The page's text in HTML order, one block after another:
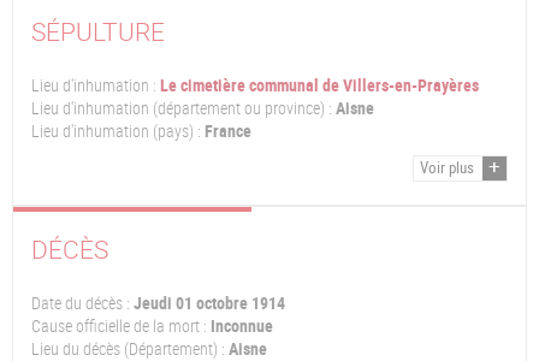
SÉPULTURE
Lieu d'inhumation : Le cimetière communal de Villers-en-Prayères
Lieu d'inhumation (département ou province) : Aisne
Lieu d'inhumation (pays) : France
Voir plus
DÉCÈS
Date du décès : Jeudi 01 octobre 1914
Cause officielle de la mort : Inconnue
Lieu du décès (Département) : Aisne